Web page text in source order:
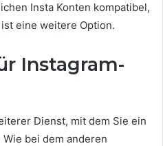
Insta Konten kompatibel,
eine weitere Option.
Instagram-
Dienst, mit dem Sie ein
bei dem anderen